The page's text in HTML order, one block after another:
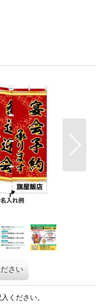
さい
ください。